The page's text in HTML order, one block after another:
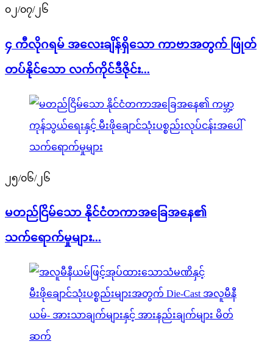
၀၂/၀၇/၂၆
၄ ကီလိုဂရမ် အလေးချိန်ရှိသော ကာဗာအတွက် ဖြုတ်
တပ်နိုင်သော လက်ကိုင်ဒီဇိုင်း...
၂၅/၀၆/၂၆
မတည်ငြိမ်သော နိုင်ငံတကာအခြေအနေ၏
သက်ရောက်မှုများ...